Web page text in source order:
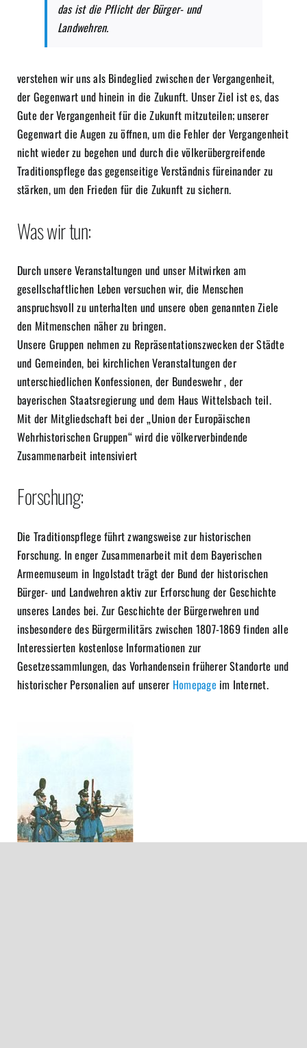
das ist die Pflicht der Bürger- und
Landwehren.
verstehen wir uns als Bindeglied zwischen der Vergangenheit,
der Gegenwart und hinein in die Zukunft. Unser Ziel ist es, das
Gute der Vergangenheit für die Zukunft mitzuteilen; unserer
Gegenwart die Augen zu öffnen, um die Fehler der Vergangenheit
nicht wieder zu begehen und durch die völkerübergreifende
Traditionspflege das gegenseitige Verständnis füreinander zu
stärken, um den Frieden für die Zukunft zu sichern.
Was wir tun:
Durch unsere Veranstaltungen und unser Mitwirken am
gesellschaftlichen Leben versuchen wir, die Menschen
anspruchsvoll zu unterhalten und unsere oben genannten Ziele
den Mitmenschen näher zu bringen.
Unsere Gruppen nehmen zu Repräsentationszwecken der Städte
und Gemeinden, bei kirchlichen Veranstaltungen der
unterschiedlichen Konfessionen, der Bundeswehr , der
bayerischen Staatsregierung und dem Haus Wittelsbach teil.
Mit der Mitgliedschaft bei der „Union der Europäischen
Wehrhistorischen Gruppen“ wird die völkerverbindende
Zusammenarbeit intensiviert
Forschung:
Die Traditionspflege führt zwangsweise zur historischen
Forschung. In enger Zusammenarbeit mit dem Bayerischen
Armeemuseum in Ingolstadt trägt der Bund der historischen
Bürger- und Landwehren aktiv zur Erforschung der Geschichte
unseres Landes bei. Zur Geschichte der Bürgerwehren und
insbesondere des Bürgermilitärs zwischen 1807-1869 finden alle
Interessierten kostenlose Informationen zur
Gesetzessammlungen, das Vorhandensein früherer Standorte und
historischer Personalien auf unserer Homepage im Internet.